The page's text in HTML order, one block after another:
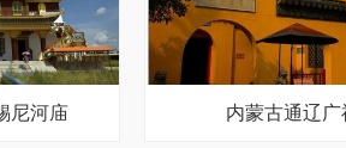
尼河庙 内蒙古通辽